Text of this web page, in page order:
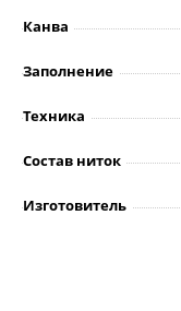
Канва
Заполнение
Техника
Состав ниток
Изготовитель